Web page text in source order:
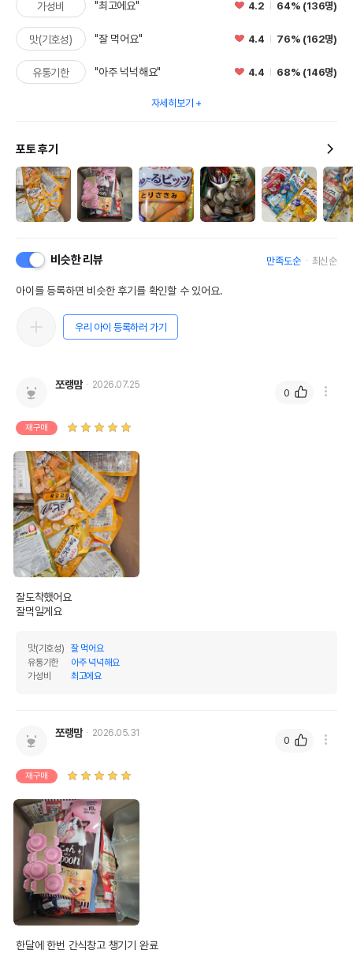
가성비 "최고에요" 4.2 64% (136명)
맛(기호성) "잘 먹어요" 4.4 76% (162명)
유통기한 "아주 넉넉해요" 4.4 68% (146명)
자세히보기
포토 후기
비슷한 리뷰 만족도순 최신순
아이를 등록하면 비슷한 후기를 확인할 수 있어요.
우리 아이 등록하러 가기
쪼랭맘 2026.07.25
재구매
잘도착했어요
잘먹일게요
맛(기호성)
잘 먹어요
유통기한
아주 넉넉해요
가성비
최고에요
0
쪼랭맘 2026.05.31
재구매
한달에 한번 간식창고 챙기기 완료
0